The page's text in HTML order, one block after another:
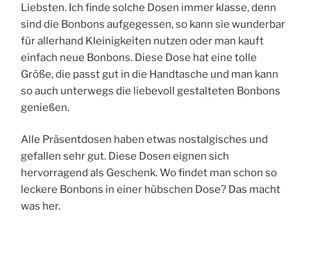
Liebsten. Ich finde solche Dosen immer klasse, denn
sind die Bonbons aufgegessen, so kann sie wunderbar
für allerhand Kleinigkeiten nutzen oder man kauft
einfach neue Bonbons. Diese Dose hat eine tolle
Größe, die passt gut in die Handtasche und man kann
so auch unterwegs die liebevoll gestalteten Bonbons
genießen.
Alle Präsentdosen haben etwas nostalgisches und
gefallen sehr gut. Diese Dosen eignen sich
hervorragend als Geschenk. Wo findet man schon so
leckere Bonbons in einer hübschen Dose? Das macht
was her.